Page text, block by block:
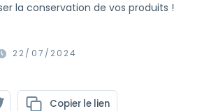
la conservation de vos produits !
22/07/2024
Copier le lien